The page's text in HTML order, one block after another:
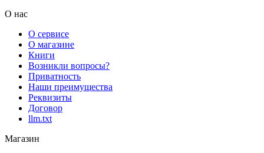
О нас
О сервисе
О магазине
Книги
Возникли вопросы?
Приватность
Наши преимущества
Реквизиты
Договор
llm.txt
Магазин